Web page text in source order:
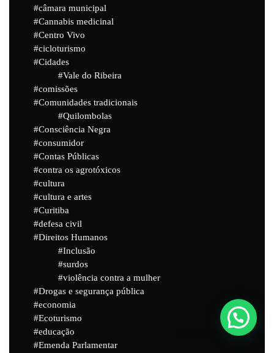
câmara municipal
Cannabis medicinal
Centro Vivo
cicloturismo
Cidades
Vale do Ribeira
comissões
Comunidades tradicionais
Quilombolas
Consciência Negra
consumidor
Contas Públicas
contra os agrotóxicos
cultura
cultura e artes
Curitiba
defesa civil
Direitos Humanos
Inclusão
surdos
violência contra a mulher
Drogas e segurança pública
economia
Ecoturismo
educação
Emenda Parlamentar
Powered byJoinchat